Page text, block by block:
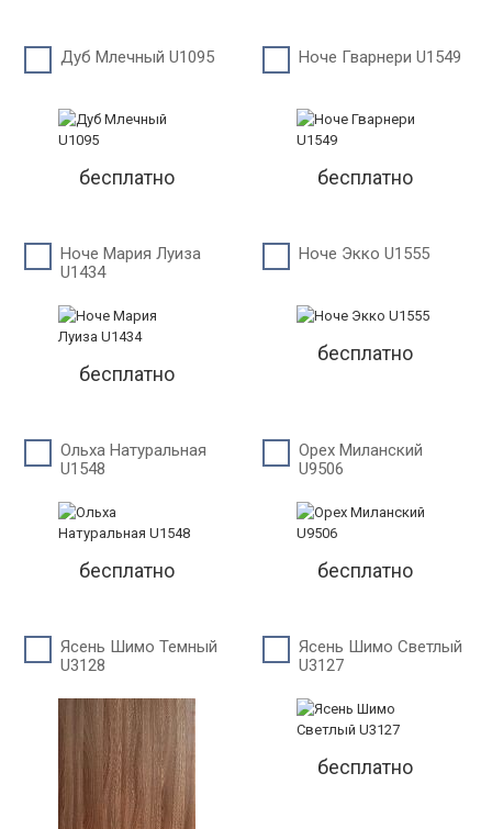
Дуб Млечный U1095
бесплатно
Ноче Гварнери U1549
бесплатно
Ноче Мария Луиза
U1434
бесплатно
Ноче Экко U1555
бесплатно
Ольха Натуральная
U1548
бесплатно
Орех Миланский
U9506
бесплатно
Ясень Шимо Темный
U3128
Ясень Шимо Светлый
U3127
бесплатно